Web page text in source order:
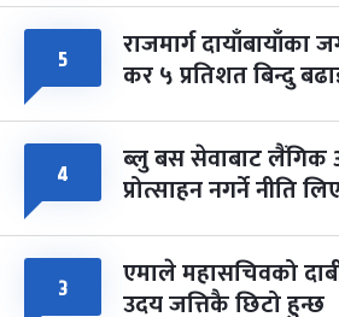
५ राजमार्ग दायाँबायाँका
कर ५ प्रतिशत बिन्दु
४ ब्लु बस सेवाबाट लैंगिक
प्रोत्साहन नगर्ने नीति
३ एमाले महासचिवको
उदय जत्तिकै छिटो हुन्छ